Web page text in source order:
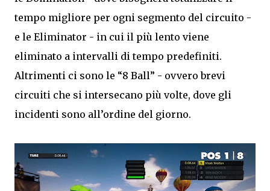
tempo migliore per ogni segmento del circuito -
e le Eliminator - in cui il più lento viene
eliminato a intervalli di tempo predefiniti.
Altrimenti ci sono le “8 Ball” - ovvero brevi
circuiti che si intersecano più volte, dove gli
incidenti sono all’ordine del giorno.